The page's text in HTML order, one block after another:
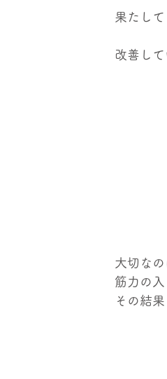
果たして
改善し
大切なの
筋力の
その結